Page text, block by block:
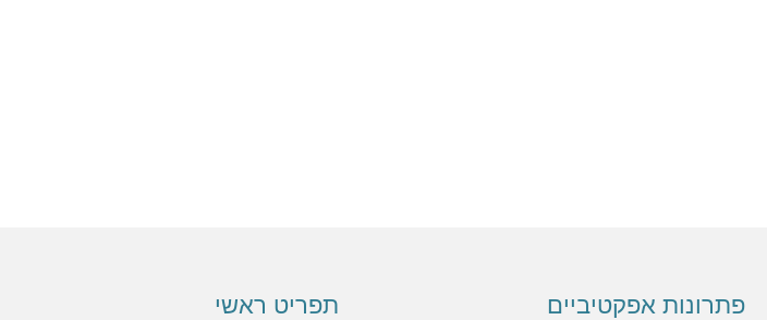
פתרונות אפקטיביים תפריט ראשי